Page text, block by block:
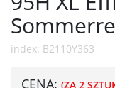
index: B2110Y363
CENA: ZA 2